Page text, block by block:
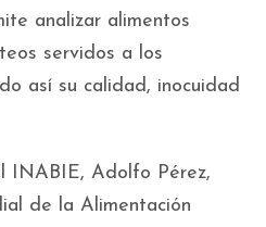
analizar alimentos
servidos a los
así su calidad, inocuidad
INABIE, Adolfo Pérez,
de la Alimentación